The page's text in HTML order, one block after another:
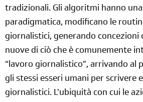
tradizionali. Gli algoritmi hanno
paradigmatica, modificano le
giornalistici, generando concezioni
nuove di ciò che è comunemente
“lavoro giornalistico”, arrivando al
gli stessi esseri umani per scrivere
giornalistici. L’ubiquità con cui le